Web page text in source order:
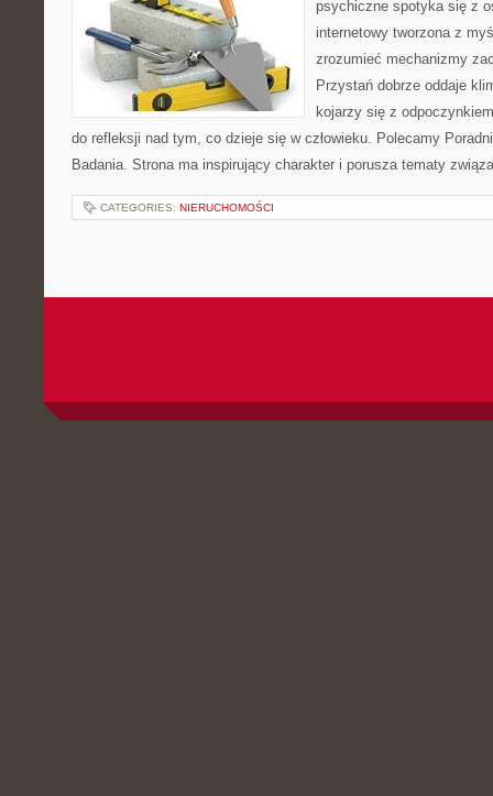
psychiczne spotyka się z
internetowy tworzona z
zrozumieć mechanizmy
Przystań dobrze oddaje
kojarzy się z
do refleksji nad tym, co dzieje się w człowieku. Polecamy
Badania. Strona ma inspirujący charakter i porusza tematy
CATEGORIES: NIERUCHOMOŚCI